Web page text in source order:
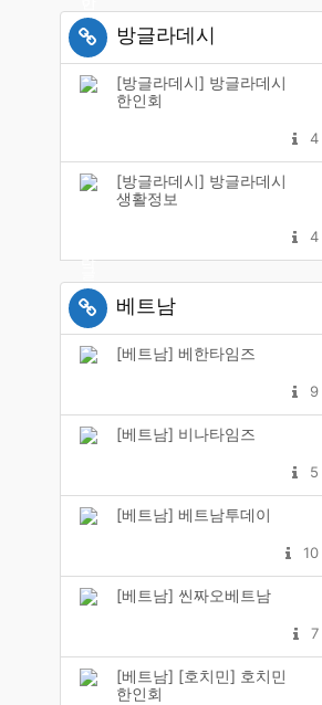
방글라데시
[방글라데시] 방글라데시
한인회
4
[방글라데시] 방글라데시
생활정보
4
베트남
[베트남] 베한타임즈
9
[베트남] 비나타임즈
5
[베트남] 베트남투데이
10
[베트남] 씬짜오베트남
7
[베트남] [호치민] 호치민
한인회